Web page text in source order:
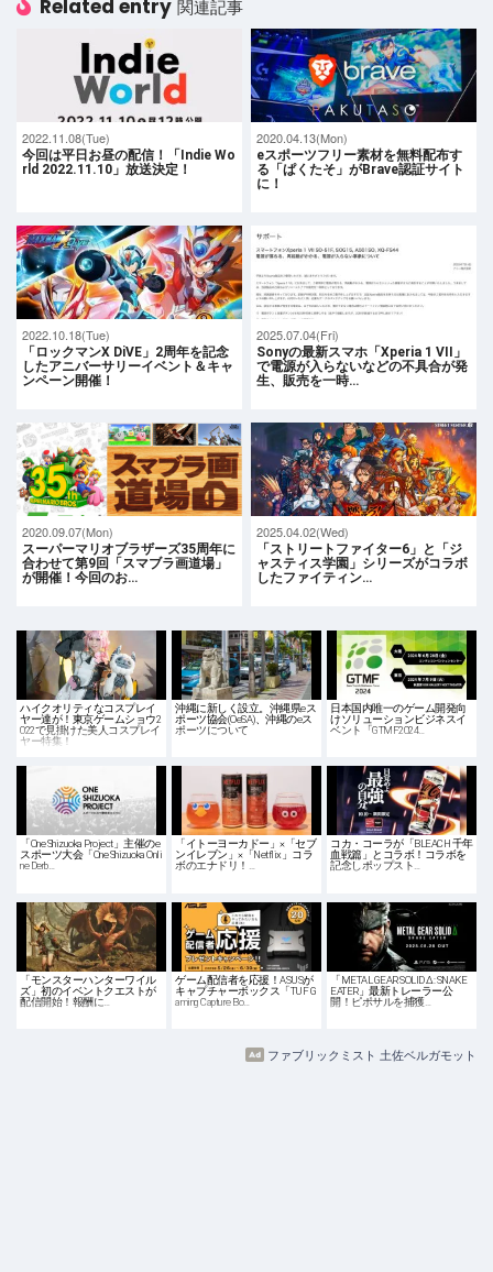
Related entry 関連記事
2022.11.08(Tue)
今回は平日お昼の配信！「Indie Wo
rld 2022.11.10」放送決定！
2020.04.13(Mon)
eスポーツフリー素材を無料配布す
る「ぱくたそ」がBrave認証サイト
に！
2022.10.18(Tue)
「ロックマンX DiVE」2周年を記念
したアニバーサリーイベント＆キャ
ンペーン開催！
2025.07.04(Fri)
Sonyの最新スマホ「Xperia 1 VII」
で電源が入らないなどの不具合が発
生、販売を一時…
2020.09.07(Mon)
スーパーマリオブラザーズ35周年に
合わせて第9回「スマブラ画道場」
が開催！今回のお…
2025.04.02(Wed)
「ストリートファイター6」と「ジ
ャスティス学園」シリーズがコラボ
したファイティン…
ハイクオリティなコスプレイ
ヤー達が！東京ゲームショウ2
022で見掛けた美人コスプレイ
ヤー特集！
沖縄に新しく設立。沖縄県eス
ポーツ協会(OeSA)、沖縄のeス
ポーツについて
日本国内唯一のゲーム開発向
けソリューションビジネスイ
ベント「GTMF2024…
「One Shizuoka Project」主催のe
スポーツ大会「One Shizuoka Onli
ne Derb…
「イトーヨーカドー」×「セブ
ンイレブン」×「Netflix」コラ
ボのエナドリ！…
コカ・コーラが「BLEACH 千年
血戦篇」とコラボ！コラボを
記念しポップスト…
「モンスターハンターワイル
ズ」初のイベントクエストが
配信開始！報酬に…
ゲーム配信者を応援！ASUSが
キャプチャーボックス「TUF G
aming Capture Bo…
「METAL GEAR SOLID Δ: SNAKE
EATER」最新トレーラー公
開！ピポサルを捕獲…
ファブリックミスト 土佐ベルガモット